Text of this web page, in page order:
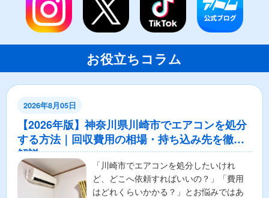
お役立ちコラム
2026年8月05日
【2026年版】神奈川県川崎市でエアコンを処分
する方法｜回収費用の相場・持ち込み先を徹底
解説
「川崎市でエアコンを処分したいけれ
ど、どこへ依頼すればいいの？」「費用
はどれくらいかかる？」とお悩みではあ